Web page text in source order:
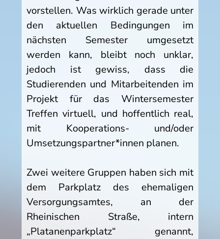
vorstellen. Was wirklich gerade unter
den aktuellen Bedingungen im
nächsten Semester umgesetzt
werden kann, bleibt noch unklar,
jedoch ist gewiss, dass die
Studierenden und Mitarbeitenden im
Projekt für das Wintersemester
Treffen virtuell, und hoffentlich real,
mit Kooperations- und/oder
Umsetzungspartner*innen planen.
Zwei weitere Gruppen haben sich mit
dem Parkplatz des ehemaligen
Versorgungsamtes, an der
Rheinischen Straße, intern
„Platanenparkplatz“ genannt,